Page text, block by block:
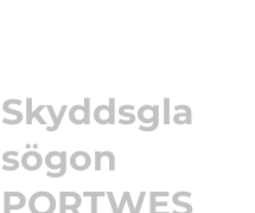
Skyddsgla
sögon